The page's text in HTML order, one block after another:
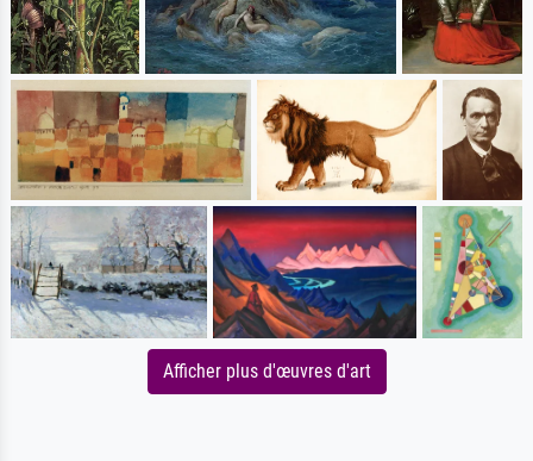
Afficher plus d'œuvres d'art